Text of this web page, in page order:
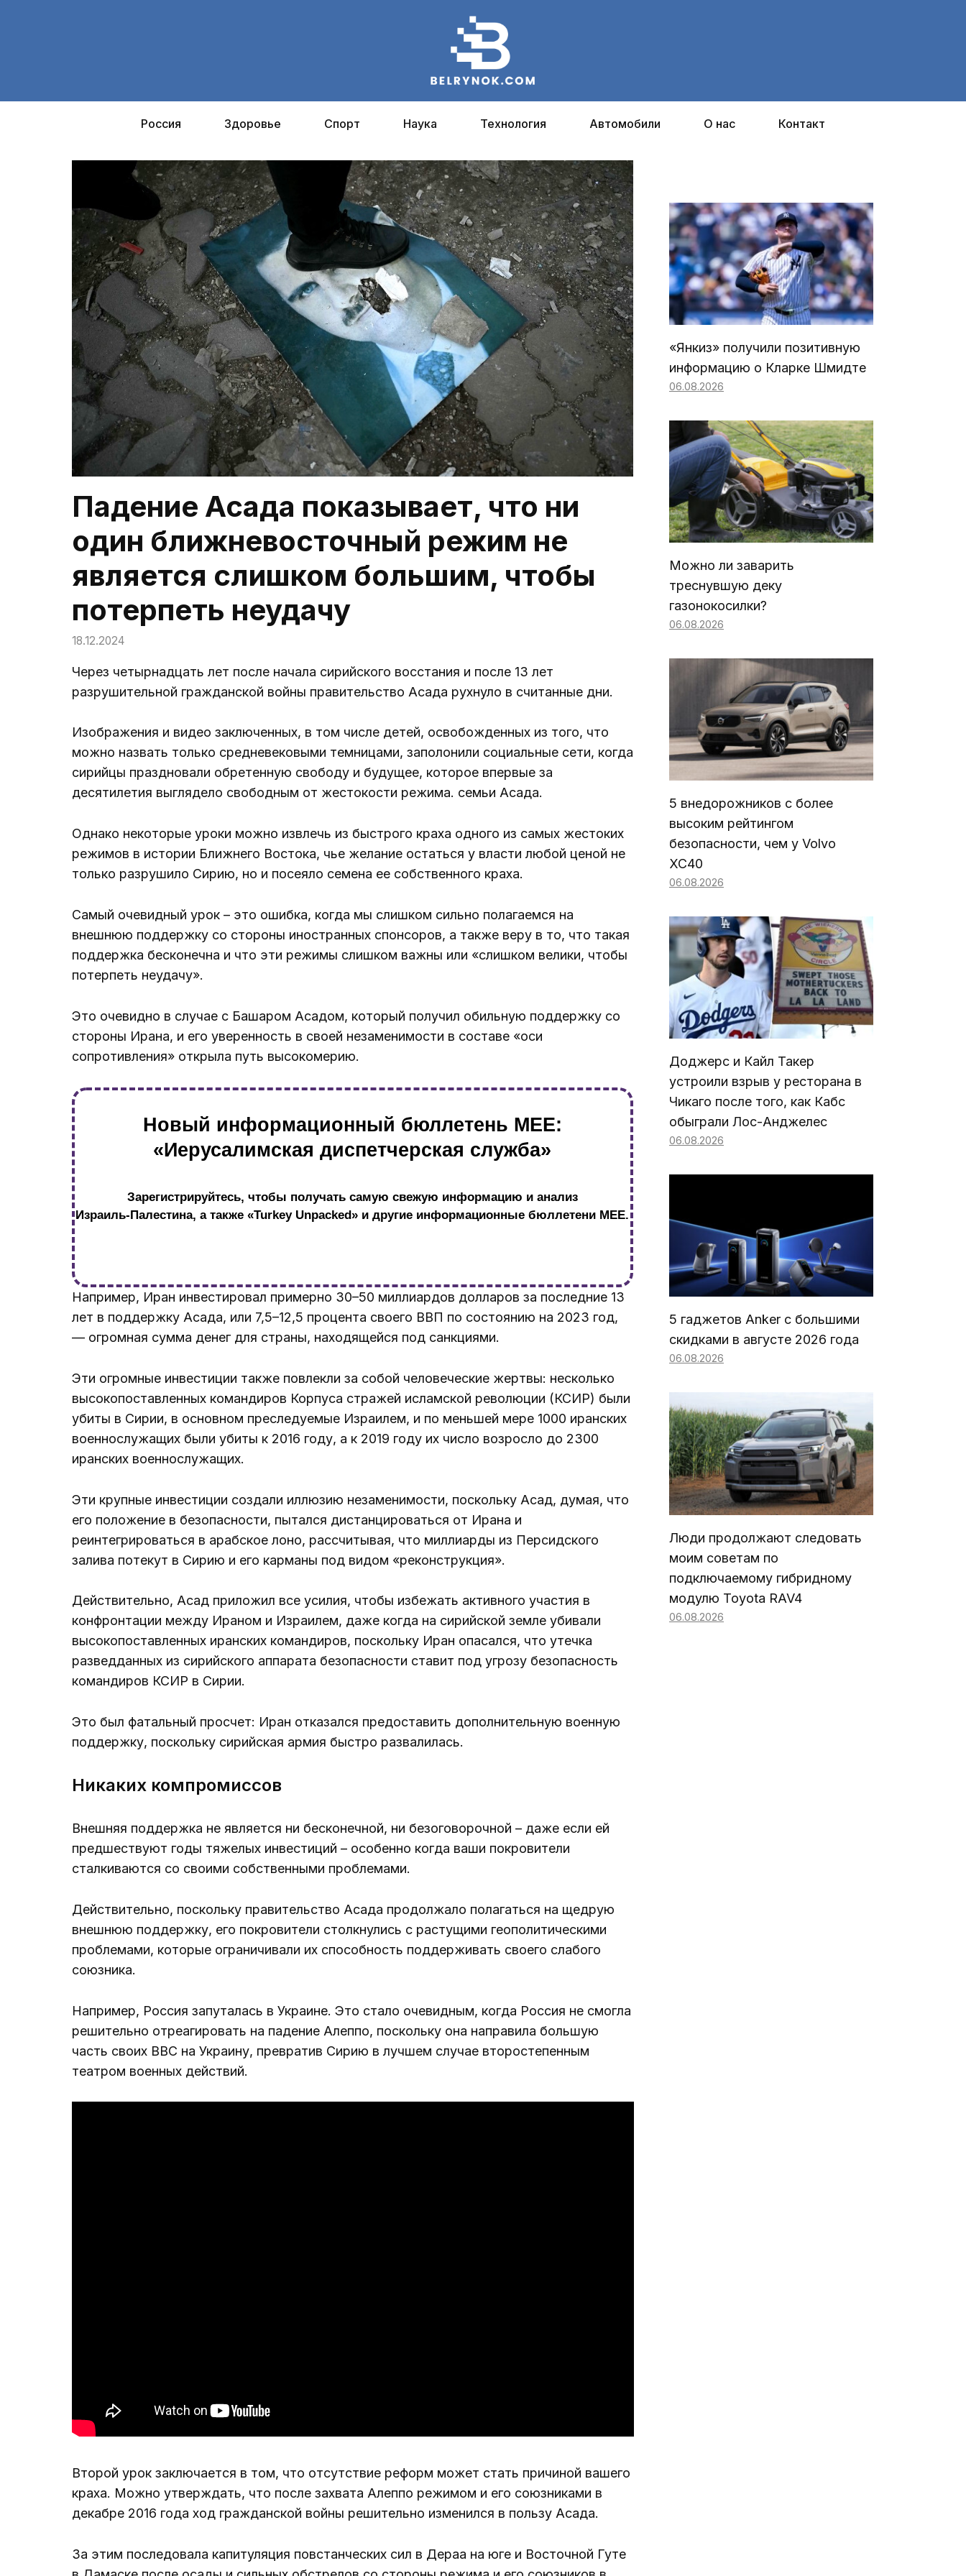
Россия Здоровье Спорт Наука Технология Автомобили О нас Контакт
Падение Асада показывает, что ни
один ближневосточный режим не
является слишком большим, чтобы
потерпеть неудачу
18.12.2024
Через четырнадцать лет после начала сирийского восстания и после 13 лет
разрушительной гражданской войны правительство Асада рухнуло в считанные дни.
Изображения и видео заключенных, в том числе детей, освобожденных из того, что
можно назвать только средневековыми темницами, заполонили социальные сети, когда
сирийцы праздновали обретенную свободу и будущее, которое впервые за
десятилетия выглядело свободным от жестокости режима. семьи Асада.
Однако некоторые уроки можно извлечь из быстрого краха одного из самых жестоких
режимов в истории Ближнего Востока, чье желание остаться у власти любой ценой не
только разрушило Сирию, но и посеяло семена ее собственного краха.
Самый очевидный урок – это ошибка, когда мы слишком сильно полагаемся на
внешнюю поддержку со стороны иностранных спонсоров, а также веру в то, что такая
поддержка бесконечна и что эти режимы слишком важны или «слишком велики, чтобы
потерпеть неудачу».
Это очевидно в случае с Башаром Асадом, который получил обильную поддержку со
стороны Ирана, и его уверенность в своей незаменимости в составе «оси
сопротивления» открыла путь высокомерию.
Новый информационный бюллетень MEE:
«Иерусалимская диспетчерская служба»
Зарегистрируйтесь, чтобы получать самую свежую информацию и анализ
Израиль-Палестина, а также «Turkey Unpacked» и другие информационные бюллетени MEE.
Например, Иран инвестировал примерно 30–50 миллиардов долларов за последние 13
лет в поддержку Асада, или 7,5–12,5 процента своего ВВП по состоянию на 2023 год,
— огромная сумма денег для страны, находящейся под санкциями.
Эти огромные инвестиции также повлекли за собой человеческие жертвы: несколько
высокопоставленных командиров Корпуса стражей исламской революции (КСИР) были
убиты в Сирии, в основном преследуемые Израилем, и по меньшей мере 1000 иранских
военнослужащих были убиты к 2016 году, а к 2019 году их число возросло до 2300
иранских военнослужащих.
Эти крупные инвестиции создали иллюзию незаменимости, поскольку Асад, думая, что
его положение в безопасности, пытался дистанцироваться от Ирана и
реинтегрироваться в арабское лоно, рассчитывая, что миллиарды из Персидского
залива потекут в Сирию и его карманы под видом «реконструкция».
Действительно, Асад приложил все усилия, чтобы избежать активного участия в
конфронтации между Ираном и Израилем, даже когда на сирийской земле убивали
высокопоставленных иранских командиров, поскольку Иран опасался, что утечка
разведданных из сирийского аппарата безопасности ставит под угрозу безопасность
командиров КСИР в Сирии.
Это был фатальный просчет: Иран отказался предоставить дополнительную военную
поддержку, поскольку сирийская армия быстро развалилась.
Никаких компромиссов
Внешняя поддержка не является ни бесконечной, ни безоговорочной – даже если ей
предшествуют годы тяжелых инвестиций – особенно когда ваши покровители
сталкиваются со своими собственными проблемами.
Действительно, поскольку правительство Асада продолжало полагаться на щедрую
внешнюю поддержку, его покровители столкнулись с растущими геополитическими
проблемами, которые ограничивали их способность поддерживать своего слабого
союзника.
Например, Россия запуталась в Украине. Это стало очевидным, когда Россия не смогла
решительно отреагировать на падение Алеппо, поскольку она направила большую
часть своих ВВС на Украину, превратив Сирию в лучшем случае второстепенным
театром военных действий.
Второй урок заключается в том, что отсутствие реформ может стать причиной вашего
краха. Можно утверждать, что после захвата Алеппо режимом и его союзниками в
декабре 2016 года ход гражданской войны решительно изменился в пользу Асада.
За этим последовала капитуляция повстанческих сил в Дераа на юге и Восточной Гуте
«Янкиз» получили позитивную
информацию о Кларке Шмидте
06.08.2026
Можно ли заварить
треснувшую деку
газонокосилки?
06.08.2026
5 внедорожников с более
высоким рейтингом
безопасности, чем у Volvo
XC40
06.08.2026
Доджерс и Кайл Такер
устроили взрыв у ресторана в
Чикаго после того, как Кабс
обыграли Лос-Анджелес
06.08.2026
5 гаджетов Anker с большими
скидками в августе 2026 года
06.08.2026
Люди продолжают следовать
моим советам по
подключаемому гибридному
модулю Toyota RAV4
06.08.2026